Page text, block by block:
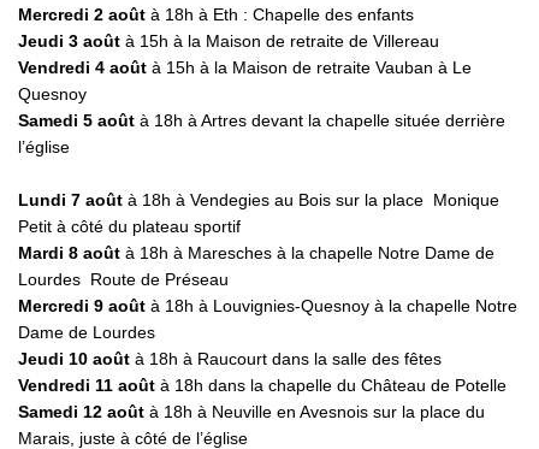
Mercredi 2 août à 18h à Eth : Chapelle des enfants
Jeudi 3 août à 15h à la Maison de retraite de Villereau
Vendredi 4 août à 15h à la Maison de retraite Vauban à Le
Quesnoy
Samedi 5 août à 18h à Artres devant la chapelle située derrière
l’église
Lundi 7 août à 18h à Vendegies au Bois sur la place Monique
Petit à côté du plateau sportif
Mardi 8 août à 18h à Maresches à la chapelle Notre Dame de
Lourdes Route de Préseau
Mercredi 9 août à 18h à Louvignies-Quesnoy à la chapelle Notre
Dame de Lourdes
Jeudi 10 août à 18h à Raucourt dans la salle des fêtes
Vendredi 11 août à 18h dans la chapelle du Château de Potelle
Samedi 12 août à 18h à Neuville en Avesnois sur la place du
Marais, juste à côté de l’église